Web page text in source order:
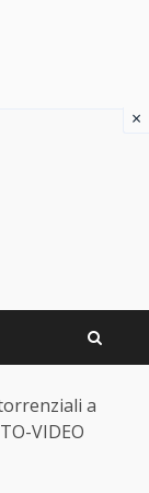
a
VIDEO
×